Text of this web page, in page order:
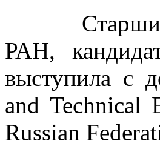
Старший
РАН,
выступила с
and Technical
Russian